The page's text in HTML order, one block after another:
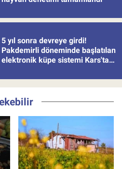
5 yıl sonra devreye girdi!
Pakdemirli döneminde başlatılan
elektronik küpe sistemi Kars'tan